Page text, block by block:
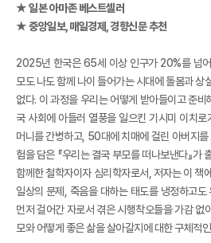
★ 일본 아마존 베스트셀러
★ 중앙일보, 매일경제, 경향신문 추천
2025년 한국은 65세 이상 인구가 20%를 넘
모도 나도 함께 나이 들어가는 시대에 돌봄과 상
없다. 이 과정을 우리는 어떻게 받아들이고 준비
국 사회에 아들러 열풍을 일으킨 기시미 이치
머니를 간병하고, 50대에 치매에 걸린 아버지
험을 담은 『우리는 결국 부모를 떠나보낸다』가
함께한 철학자이자 심리학자로서, 저자는 이 책
일상의 문제, 죽음을 대하는 태도를 냉정하고
먼저 걸어간 자로서 겪은 시행착오들을 가감 없
모와 어떻게 좋은 삶을 살아갈지에 대한 구체적